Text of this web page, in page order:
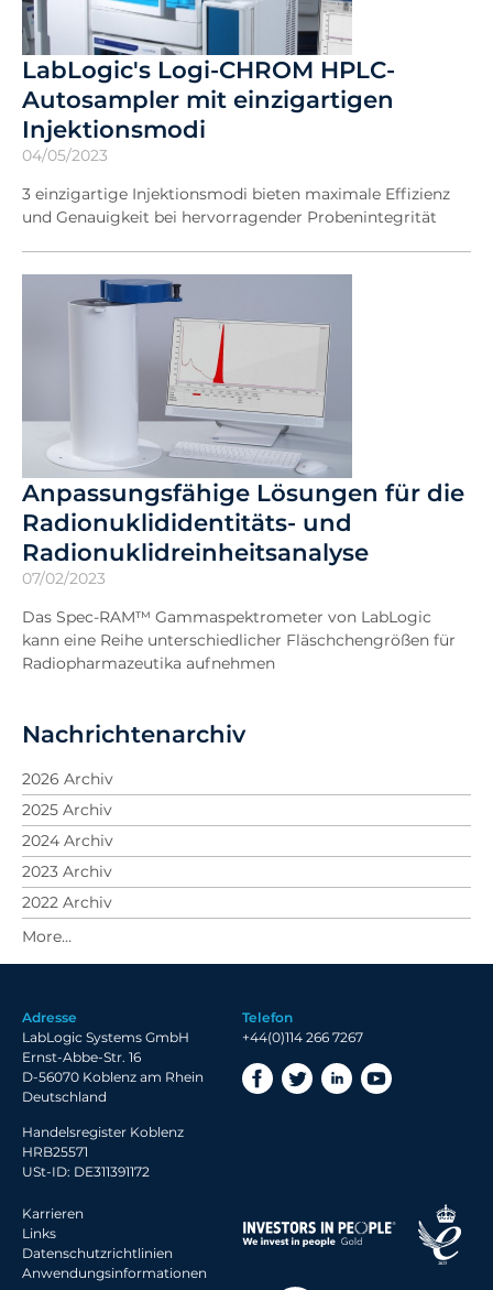
LabLogic's Logi-CHROM HPLC-
Autosampler mit einzigartigen
Injektionsmodi
04/05/2023
3 einzigartige Injektionsmodi bieten maximale Effizienz
und Genauigkeit bei hervorragender Probenintegrität
Anpassungsfähige Lösungen für die
Radionuklididentitäts- und
Radionuklidreinheitsanalyse
07/02/2023
Das Spec-RAM™ Gammaspektrometer von LabLogic
kann eine Reihe unterschiedlicher Fläschchengrößen für
Radiopharmazeutika aufnehmen
Nachrichtenarchiv
2026 Archiv
2025 Archiv
2024 Archiv
2023 Archiv
2022 Archiv
2021 Archiv
2020 Archiv
2018 Archiv
Adresse
LabLogic Systems GmbH
Ernst-Abbe-Str. 16
D-56070 Koblenz am Rhein
Deutschland
Handelsregister Koblenz
HRB25571
USt-ID: DE311391172
Telefon
+44(0)114 266 7267
Karrieren
Links
Datenschutzrichtlinien
Anwendungsinformationen